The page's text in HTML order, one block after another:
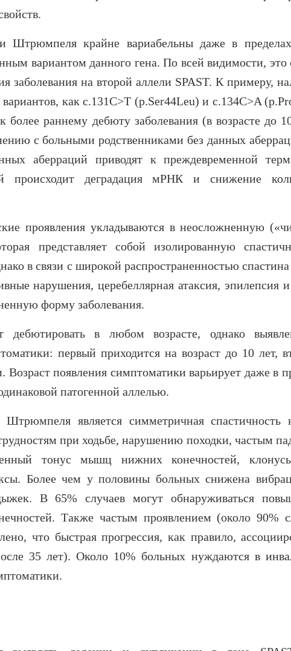
Штрюмпеля крайне вариабельны даже в
вариантом данного гена. По всей видимости, это
заболевания на второй аллели SPAST. К примеру,
как c.131C>T (p.Ser44Leu) и c.134C>A
более раннему дебюту заболевания (в возрасте до
с больными родственниками без данных
аберраций приводят к преждевременной
происходит деградация мРНК и снижение
проявления укладываются в неосложненную
представляет собой изолированную
в связи с широкой распространенностью
нарушения, церебеллярная атаксия, эпилепсия
форму заболевания.
дебютировать в любом возрасте, однако
первый приходится на возраст до 10 лет,
появления симптоматики варьирует даже в
патогенной аллелью.
является симметричная спастичность
при ходьбе, нарушению походки, частым
тонус мышц нижних конечностей,
Более чем у половины больных снижена
В 65% случаев могут обнаруживаться
Также частым проявлением (около 90%
что быстрая прогрессия, как правило,
35 лет). Около 10% больных нуждаются в